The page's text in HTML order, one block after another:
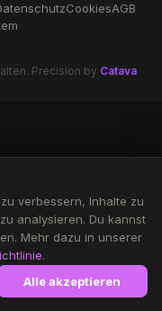
CookiesAGB
Precision by Catava
verbessern, Inhalte zu
analysieren. Du kannst
Mehr dazu in unserer
.
Alle akzeptieren